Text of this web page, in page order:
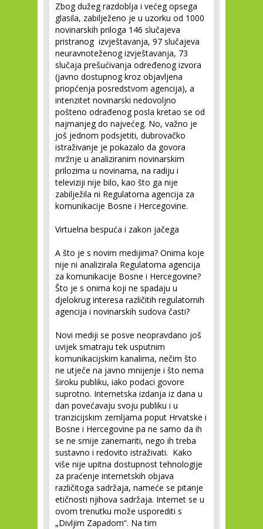
Zbog dužeg razdoblja i većeg opsega
glasila, zabilježeno je u uzorku od 1000
novinarskih priloga 146 slučajeva
pristranog izvještavanja, 97 slučajeva
neuravnoteženog izvještavanja, 73
slučaja prešućivanja određenog izvora
(javno dostupnog kroz objavljena
priopćenja posredstvom agencija), a
intenzitet novinarski nedovoljno
pošteno odrađenog posla kretao se od
najmanjeg do najvećeg. No, važno je
još jednom podsjetiti, dubrovačko
istraživanje je pokazalo da govora
mržnje u analiziranim novinarskim
prilozima u novinama, na radiju i
televiziji nije bilo, kao što ga nije
zabilježila ni Regulatorna agencija za
komunikacije Bosne i Hercegovine.
Virtuelna bespuća i zakon jačega
A što je s novim medijima? Onima koje
nije ni analizirala Regulatorna agencija
za komunikacije Bosne i Hercegovine?
Što je s onima koji ne spadaju u
djelokrug interesa različitih regulatornih
agencija i novinarskih sudova časti?
Novi mediji se posve neopravdano još
uvijek smatraju tek usputnim
komunikacijskim kanalima, nečim što
ne utječe na javno mnijenje i što nema
široku publiku, iako podaci govore
suprotno. Internetska izdanja iz dana u
dan povećavaju svoju publiku i u
tranzicijskim zemljama poput Hrvatske i
Bosne i Hercegovine pa ne samo da ih
se ne smije zanemariti, nego ih treba
sustavno i redovito istraživati. Kako
više nije upitna dostupnost tehnologije
za praćenje internetskih objava
različitoga sadržaja, nameće se pitanje
etičnosti njihova sadržaja. Internet se u
ovom trenutku može usporediti s
„Divljim Zapadom“. Na tim